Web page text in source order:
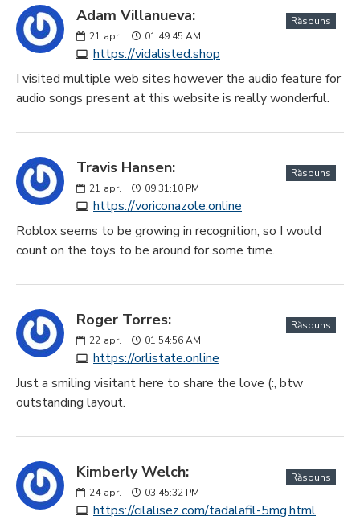
Adam Villanueva:
21 apr. 01:49:45 AM
https://vidalisted.shop
Răspuns
I visited multiple web sites however the audio feature for
audio songs present at this website is really wonderful.
Travis Hansen:
21 apr. 09:31:10 PM
https://voriconazole.online
Răspuns
Roblox seems to be growing in recognition, so I would
count on the toys to be around for some time.
Roger Torres:
22 apr. 01:54:56 AM
https://orlistate.online
Răspuns
Just a smiling visitant here to share the love (:, btw
outstanding layout.
Kimberly Welch:
24 apr. 03:45:32 PM
https://cilalisez.com/tadalafil-5mg.html
Răspuns